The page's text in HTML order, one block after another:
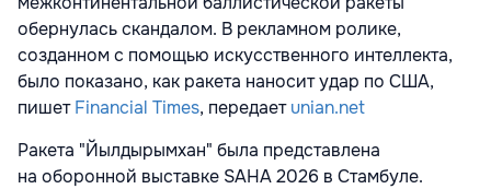
обернулась скандалом. В рекламном ролике,
созданном с помощью искусственного интеллекта,
было показано, как ракета наносит удар по США,
пишетFinancial Times, передаетunian.net
Ракета "Йылдырымхан" была представлена
на оборонной выставке SAHA 2026 в Стамбуле.